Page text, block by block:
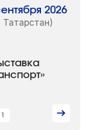
2026
Татарстан)